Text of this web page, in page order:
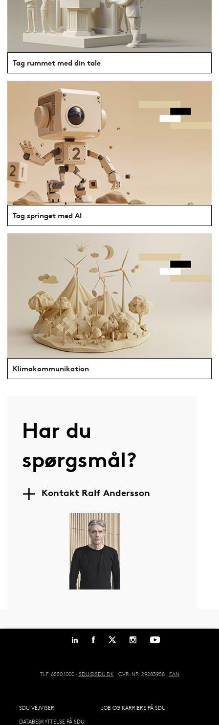
Tag rummet med din tale
Tag springet med AI
Klimakommunikation
Har du
spørgsmål?
Kontakt Ralf Andersson
TLF: 6550 1000 · SDU@SDU.DK · CVR-NR: 29283958 · EAN
SDU VEJVISER
JOB OG KARRIERE PÅ SDU
DATABESKYTTELSE PÅ SDU